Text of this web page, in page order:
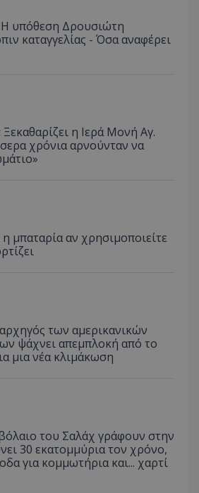
υπόθεση Δρουσιώτη
καταγγελίας - Όσα αναφέρει
η Ιερά Μονή Αγ.
χρόνια αρνούνταν να
μπαταρία αν χρησιμοποιείτε
των αμερικανικών
ψάχνει απεμπλοκή από το
μια νέα κλιμάκωση
του Σαλάχ γράφουν στην
30 εκατομμύρια τον χρόνο,
για κομμωτήρια και... χαρτί